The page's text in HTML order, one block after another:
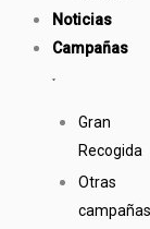
Noticias
Campañas
Gran
Recogida
Otras